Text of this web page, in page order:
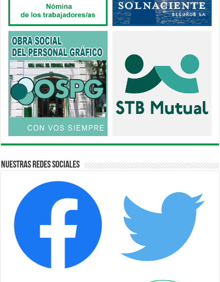
Nuestras Redes Sociales